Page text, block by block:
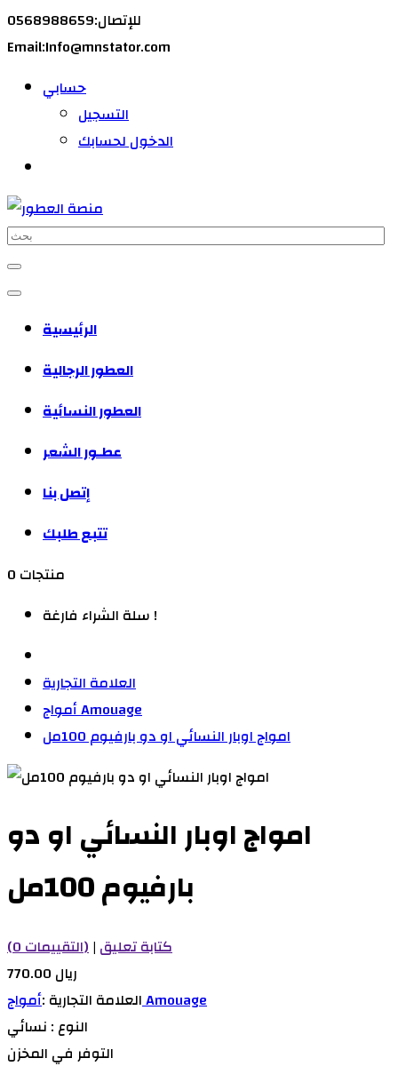
للإتصال:0568988659
Email:Info@mnstator.com
حسابي
التسجيل
الدخول لحسابك
الرئيسية
العطور الرجالية
العطور النسائية
عطـور الشعر
إتصل بنا
تتبع طلبك
0 منتجات
سلة الشراء فارغة !
العلامة التجارية
أمواج Amouage
امواج اوبار النسائي او دو بارفيوم 100مل
امواج اوبار النسائي او دو
بارفيوم 100مل
(0 التقييمات)| كتابة تعليق
770.00 ريال
العلامة التجارية :أمواج Amouage
النوع : نسائي
التوفر في المخزن